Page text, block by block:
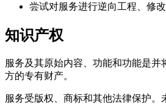
尝试对服务进行逆向工程、修
知识产权
服务及其原始内容、功能和功能是并
方的专有财产。
服务受版权、商标和其他法律保护。